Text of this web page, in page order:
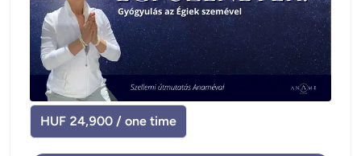
HUF 24,900 / one time